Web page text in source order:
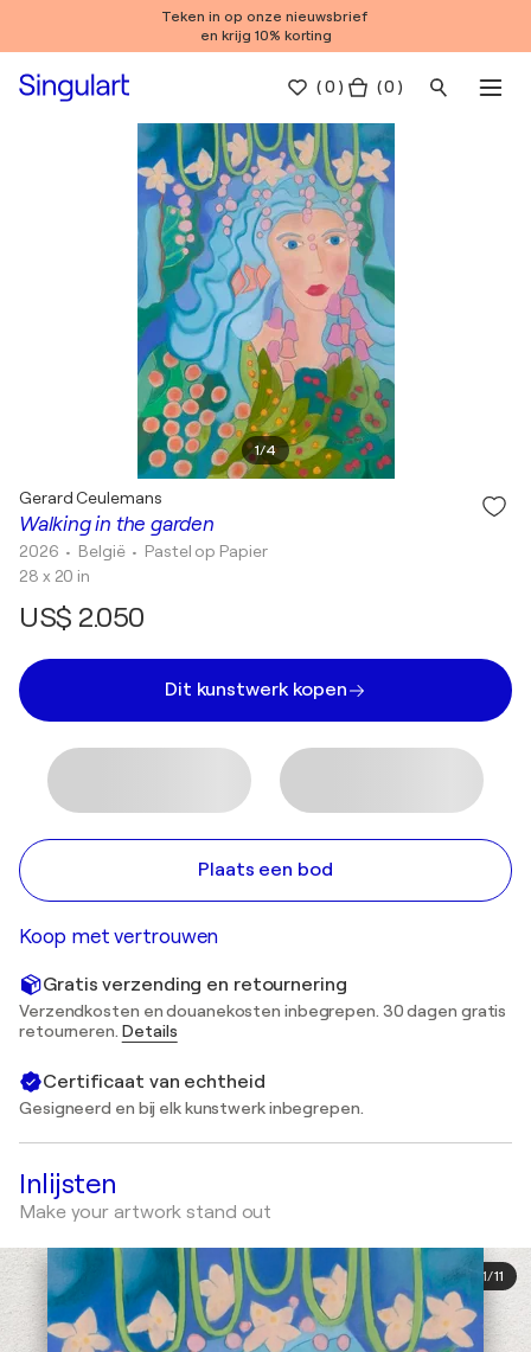
Teken in op onze nieuwsbrief
en krijg 10% korting
(0 ) ( 0 )
1/4
Walking in the garden
Gerard Ceulemans
2026 • België • Pastel op Papier
28 x 20 in
US$ 2.050
Dit kunstwerk kopen
Plaats een bod
Koop met vertrouwen
Gratis verzending en retournering
Verzendkosten en douanekosten inbegrepen. 30 dagen gratis
retourneren. Details
Certificaat van echtheid
Gesigneerd en bij elk kunstwerk inbegrepen.
Inlijsten
Make your artwork stand out
1/11